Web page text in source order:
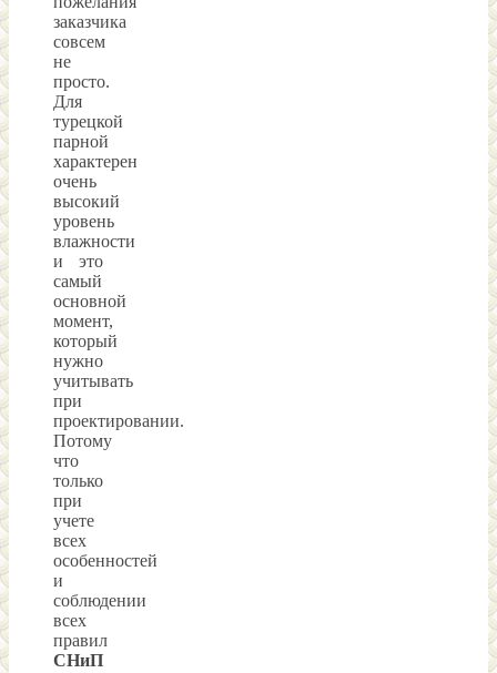
заказчика
совсем
не
просто.
Для
турецкой
парной
характерен
очень
высокий
уровень
влажности
и это
самый
основной
момент,
который
нужно
учитывать
при
проектировании.
Потому
что
только
при
учете
всех
особенностей
и
соблюдении
всех
правил
СНиП